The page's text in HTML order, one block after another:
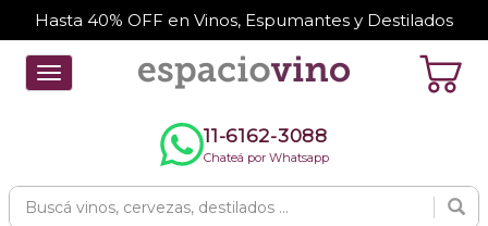
Hasta 40% OFF en Vinos, Espumantes y Destilados
Toggle
navigation
11-6162-3088
Chateá por Whatsapp